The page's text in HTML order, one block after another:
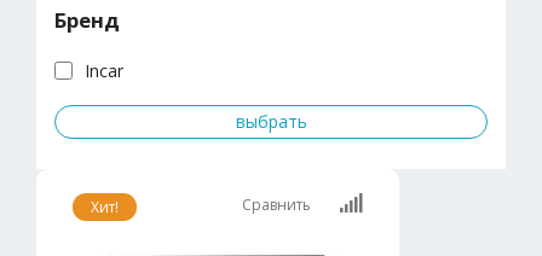
Бренд
Incar
Хит! Сравнить